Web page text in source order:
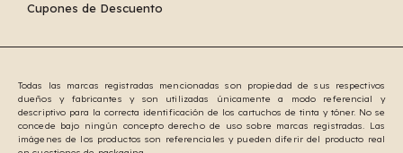
Cupones de Descuento
Todas las marcas registradas mencionadas son propiedad de sus respectivos
dueños y fabricantes y son utilizadas únicamente a modo referencial y
descriptivo para la correcta identificación de los cartuchos de tinta y tóner. No se
concede bajo ningún concepto derecho de uso sobre marcas registradas. Las
imágenes de los productos son referenciales y pueden diferir del producto real